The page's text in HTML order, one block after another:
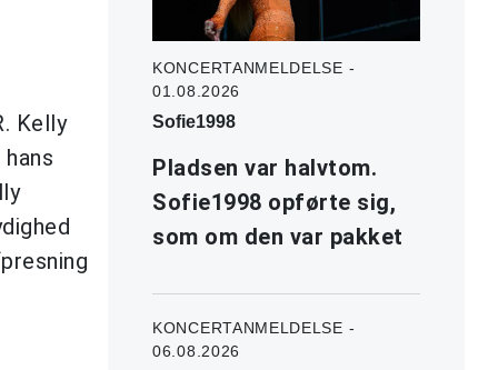
Kelly
KONCERTANMELDELSE -
01.08.2026
Sofie1998
Pladsen var halvtom.
Sofie1998 opførte sig,
som om den var pakket
KONCERTANMELDELSE -
06.08.2026